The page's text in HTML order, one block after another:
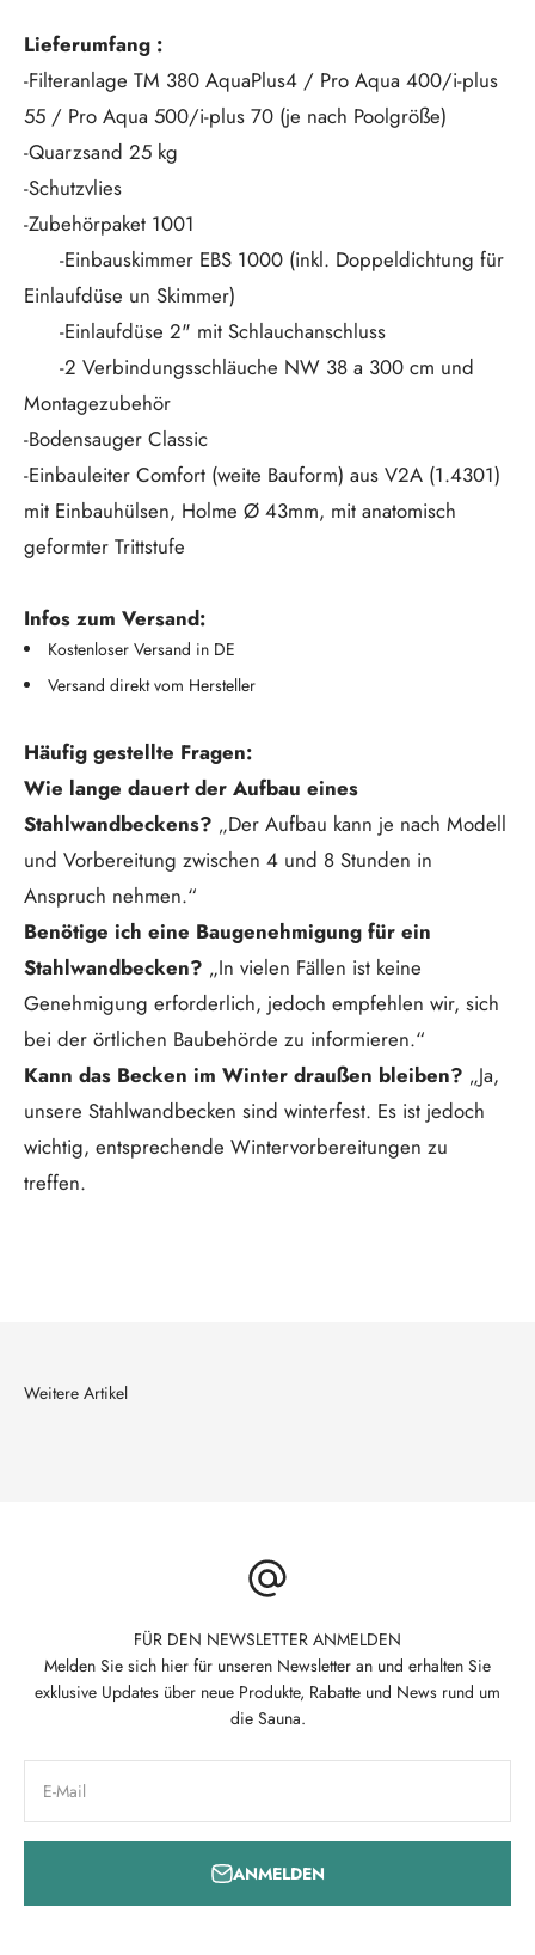
Lieferumfang :
-Filteranlage TM 380 AquaPlus4 / Pro Aqua 400/i-plus
55 / Pro Aqua 500/i-plus 70 (je nach Poolgröße)
-Quarzsand 25 kg
-Schutzvlies
-Zubehörpaket 1001
-Einbauskimmer EBS 1000 (inkl. Doppeldichtung für
Einlaufdüse un Skimmer)
-Einlaufdüse 2" mit Schlauchanschluss
-2 Verbindungsschläuche NW 38 a 300 cm und
Montagezubehör
-Bodensauger Classic
-Einbauleiter Comfort (weite Bauform) aus V2A (1.4301)
mit Einbauhülsen, Holme Ø 43mm, mit anatomisch
geformter Trittstufe
Infos zum Versand:
Kostenloser Versand in DE
Versand direkt vom Hersteller
Häufig gestellte Fragen:
Wie lange dauert der Aufbau eines
Stahlwandbeckens? „Der Aufbau kann je nach Modell
und Vorbereitung zwischen 4 und 8 Stunden in
Anspruch nehmen.“
Benötige ich eine Baugenehmigung für ein
Stahlwandbecken? „In vielen Fällen ist keine
Genehmigung erforderlich, jedoch empfehlen wir, sich
bei der örtlichen Baubehörde zu informieren.“
Kann das Becken im Winter draußen bleiben? „Ja,
unsere Stahlwandbecken sind winterfest. Es ist jedoch
wichtig, entsprechende Wintervorbereitungen zu
treffen.
FÜR DEN NEWSLETTER ANMELDEN
Melden Sie sich hier für unseren Newsletter an und erhalten Sie
exklusive Updates über neue Produkte, Rabatte und News rund um
die Sauna.
E-Mail
ANMELDEN